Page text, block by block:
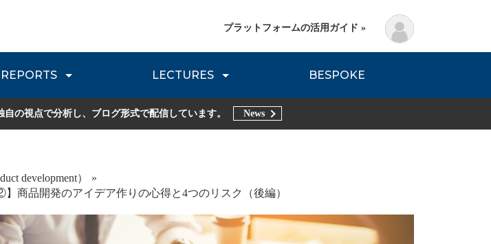
REPORTS
JOURNEY REVIEW DNVB REPORT TRIBE REPORTS
LECTURES
Planning Method
BESPOKE
プラットフォームの活用ガイド »
の視点で分析し、ブログ形式で配信しています。 News
development）
】商品開発のアイデア作りの心得と4つのリスク（後編）